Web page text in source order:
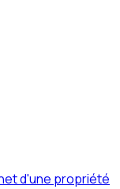
d'une propriété